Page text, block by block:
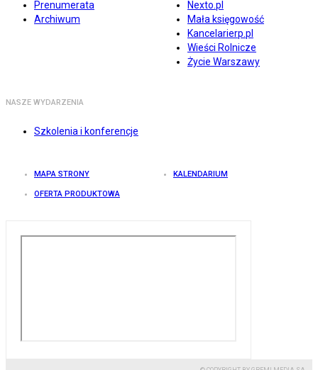
Prenumerata
Archiwum
Nexto.pl
Mała księgowość
Kancelarierp.pl
Wieści Rolnicze
Życie Warszawy
NASZE WYDARZENIA
Szkolenia i konferencje
MAPA STRONY KALENDARIUM
OFERTA PRODUKTOWA